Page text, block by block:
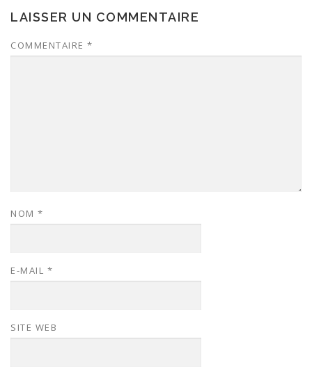
LAISSER UN COMMENTAIRE
COMMENTAIRE *
NOM *
E-MAIL *
SITE WEB